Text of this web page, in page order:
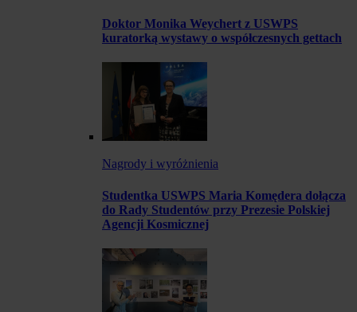
Doktor Monika Weychert z USWPS
kuratorką wystawy o współczesnych gettach
Nagrody i wyróżnienia
Studentka USWPS Maria Komędera dołącza
do Rady Studentów przy Prezesie Polskiej
Agencji Kosmicznej